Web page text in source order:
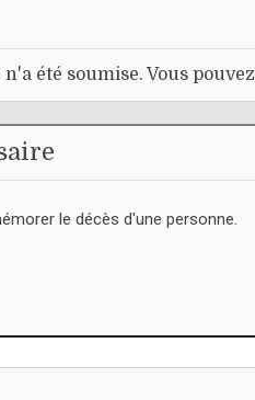
été soumise. Vous
le décès d'une personne.